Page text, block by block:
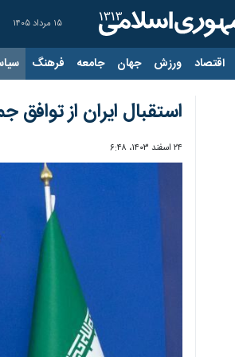
۱۵ مرداد ۱۴۰۵
اقتصاد ورزش جهان جامعه فرهنگ
استقبال ایران از
۲۴ اسفند ۱۴۰۳، ۶:۴۸